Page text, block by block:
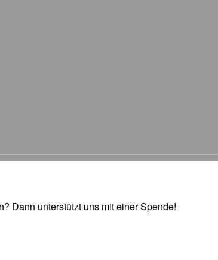
Dann unterstützt uns mit einer Spende!